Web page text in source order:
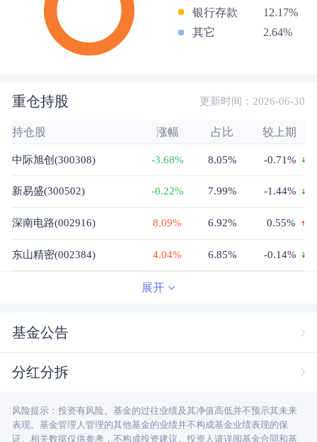
银行存款
12.17%
其它
2.64%
重仓持股 更新时间：2026-06-30
持仓股 涨幅 占比 较上期
中际旭创(300308) -3.68% 8.05% -0.71%
新易盛(300502) -0.22% 7.99% -1.44%
深南电路(002916) 8.09% 6.92% 0.55%
东山精密(002384) 4.04% 6.85% -0.14%
-0.98%
海光信息(688041)
寒武纪(688256) 2.72% 3.1% 3.1%
展开
基金公告
分红分拆
风险提示：投资有风险。基金的过往业绩及其净值高低并不预示其未来
表现。基金管理人管理的其他基金的业绩并不构成基金业绩表现的保
证。相关数据仅供参考，不构成投资建议。投资人请详阅基金合同和基